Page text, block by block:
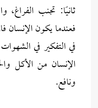
ثانيًا: تجنب الفراغ،
فعندما يكون الإنسان
في التفكير في
الإنسان من الأكل
ونافع.